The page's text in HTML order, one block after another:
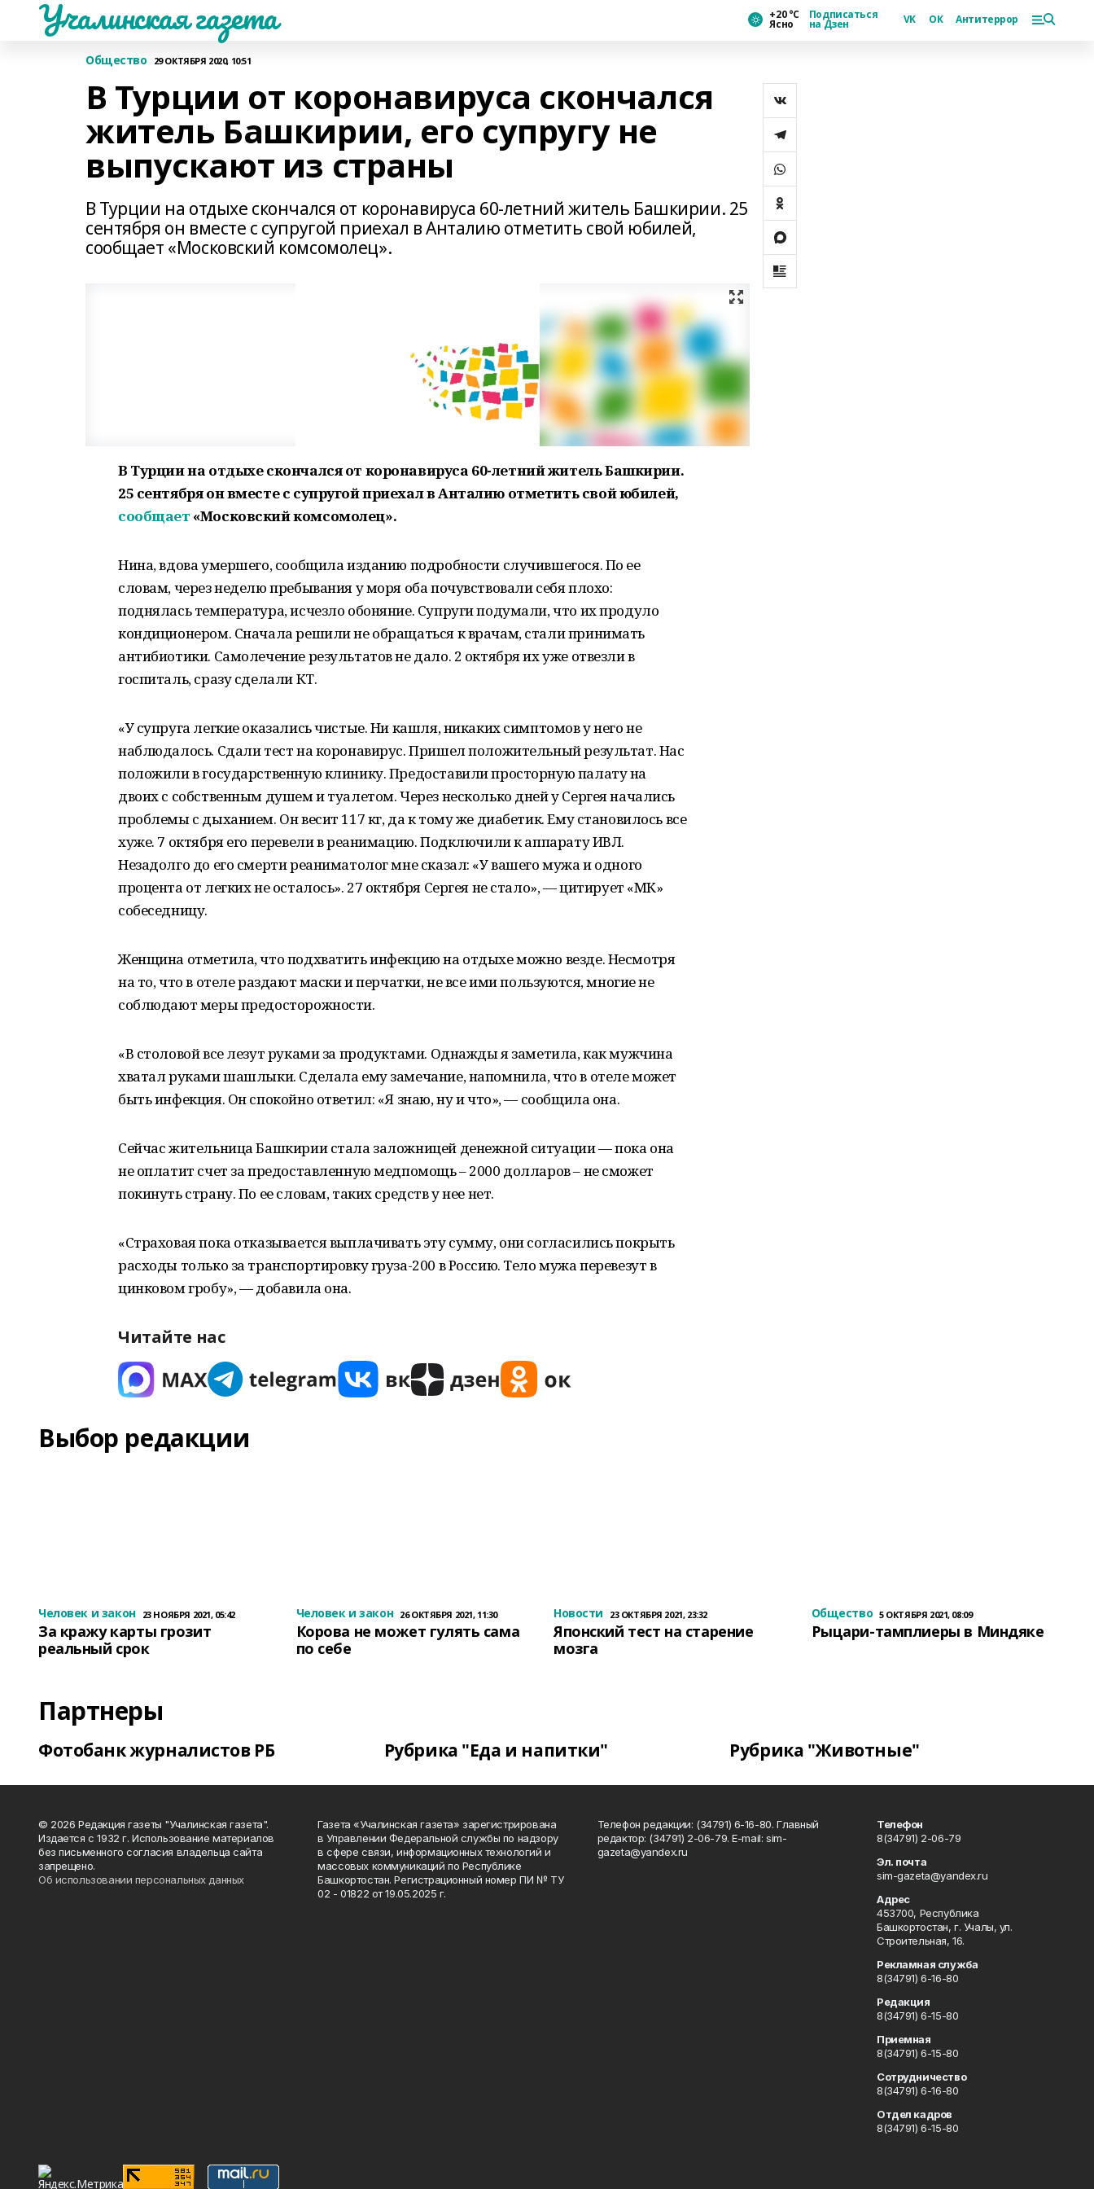
Учалинская газета +20 °С
Ясно
Подписаться
на Дзен VK ОК Антитеррор
Общество 29 ОКТЯБРЯ 2020, 10:51
В Турции от коронавируса скончался
житель Башкирии, его супругу не
выпускают из страны
В Турции на отдыхе скончался от коронавируса 60-летний житель Башкирии. 25
сентября он вместе с супругой приехал в Анталию отметить свой юбилей,
сообщает «Московский комсомолец».
В Турции на отдыхе скончался от коронавируса 60-летний житель Башкирии.
25 сентября он вместе с супругой приехал в Анталию отметить свой юбилей,
сообщает «Московский комсомолец».
Нина, вдова умершего, сообщила изданию подробности случившегося. По ее
словам, через неделю пребывания у моря оба почувствовали себя плохо:
поднялась температура, исчезло обоняние. Супруги подумали, что их продуло
кондиционером. Сначала решили не обращаться к врачам, стали принимать
антибиотики. Самолечение результатов не дало. 2 октября их уже отвезли в
госпиталь, сразу сделали КТ.
«У супруга легкие оказались чистые. Ни кашля, никаких симптомов у него не
наблюдалось. Сдали тест на коронавирус. Пришел положительный результат. Нас
положили в государственную клинику. Предоставили просторную палату на
двоих с собственным душем и туалетом. Через несколько дней у Сергея начались
проблемы с дыханием. Он весит 117 кг, да к тому же диабетик. Ему становилось все
хуже. 7 октября его перевели в реанимацию. Подключили к аппарату ИВЛ.
Незадолго до его смерти реаниматолог мне сказал: «У вашего мужа и одного
процента от легких не осталось». 27 октября Сергея не стало», — цитирует «МК»
собеседницу.
Женщина отметила, что подхватить инфекцию на отдыхе можно везде. Несмотря
на то, что в отеле раздают маски и перчатки, не все ими пользуются, многие не
соблюдают меры предосторожности.
«В столовой все лезут руками за продуктами. Однажды я заметила, как мужчина
хватал руками шашлыки. Сделала ему замечание, напомнила, что в отеле может
быть инфекция. Он спокойно ответил: «Я знаю, ну и что», — сообщила она.
Сейчас жительница Башкирии стала заложницей денежной ситуации — пока она
не оплатит счет за предоставленную медпомощь – 2000 долларов – не сможет
покинуть страну. По ее словам, таких средств у нее нет.
«Страховая пока отказывается выплачивать эту сумму, они согласились покрыть
расходы только за транспортировку груза-200 в Россию. Тело мужа перевезут в
цинковом гробу», — добавила она.
Читайте нас
Выбор редакции
Человек и закон 23 НОЯБРЯ 2021, 05:42
За кражу карты грозит
реальный срок
Человек и закон 26 ОКТЯБРЯ 2021, 11:30
Корова не может гулять сама
по себе
Новости 23 ОКТЯБРЯ 2021, 23:32
Японский тест на старение
мозга
Общество 5 ОКТЯБРЯ 2021, 08:09
Рыцари-тамплиеры в Миндяке
Партнеры
Фотобанк журналистов РБ Рубрика "Еда и напитки" Рубрика "Животные"
© 2026 Редакция газеты "Учалинская газета".
Издается с 1932 г. Использование материалов
без письменного согласия владельца сайта
запрещено.
Об использовании персональных данных
Газета «Учалинская газета» зарегистрирована
в Управлении Федеральной службы по надзору
в сфере связи, информационных технологий и
массовых коммуникаций по Республике
Башкортостан. Регистрационный номер ПИ № ТУ
02 - 01822 от 19.05.2025 г.
Телефон редакции: (34791) 6-16-80. Главный
редактор: (34791) 2-06-79. Е-mаil: sim-
gazeta@yandex.ru
Телефон
8(34791) 2-06-79
Эл. почта
sim-gazeta@yandex.ru
Адрес
453700, Республика
Башкортостан, г. Учалы, ул.
Строительная, 16.
Рекламная служба
8(34791) 6-16-80
Редакция
8(34791) 6-15-80
Приемная
8(34791) 6-15-80
Сотрудничество
8(34791) 6-16-80
Отдел кадров
8(34791) 6-15-80